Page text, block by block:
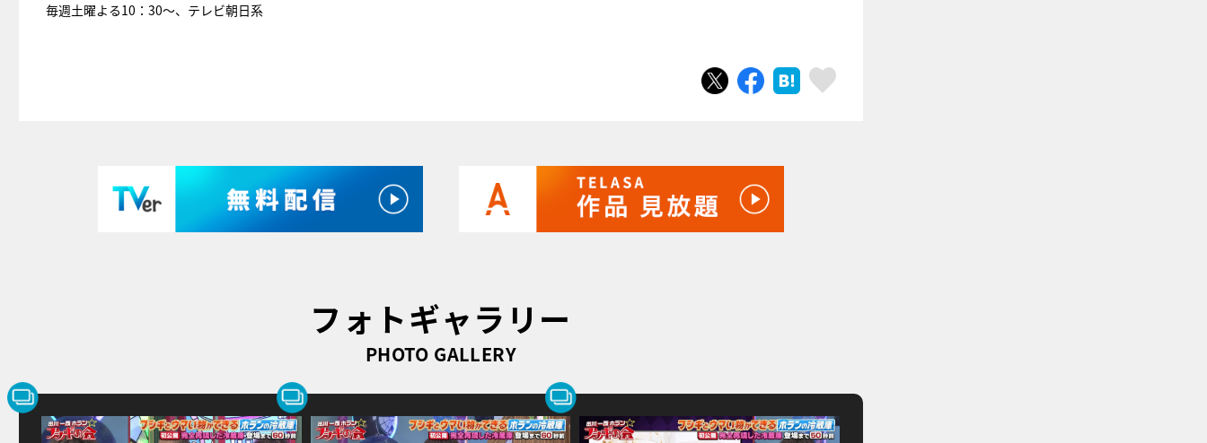
毎週土曜よる10：30～、テレビ朝日系
ツイートシェア はてブ
フォトギャラリー
PHOTO GALLERY